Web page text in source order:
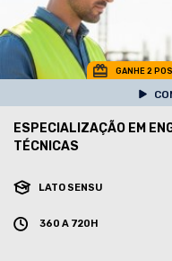
GANHE 2
ESPECIALIZAÇÃO EM
TÉCNICAS
LATO SENSU
360 A 720H